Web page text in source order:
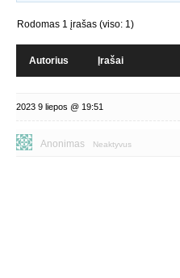
Rodomas 1 įrašas (viso: 1)
Autorius Įrašai
2023 9 liepos @ 19:51
Anonimas Neaktyvus